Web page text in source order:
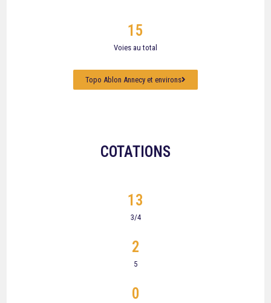
Voies au total
15
Topo Ablon Annecy et environs
COTATIONS
3/4
13
5
2
0